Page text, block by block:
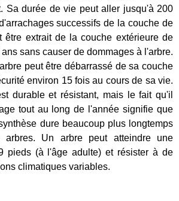
Sa durée de vie peut aller jusqu'à 200
successifs de la couche de
être extrait de la couche extérieure de
sans causer de dommages à l'arbre.
peut être débarrassé de sa couche
environ 15 fois au cours de sa vie.
durable et résistant, mais le fait qu'il
tout au long de l'année signifie que
dure beaucoup plus longtemps
arbres. Un arbre peut atteindre une
pieds (à l'âge adulte) et résister à de
climatiques variables.